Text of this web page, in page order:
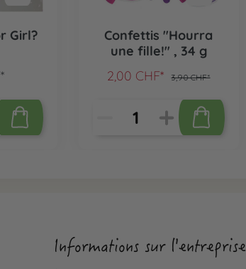
Girl?
Confettis "Hourra
une fille!" , 34 g
2,00 CHF*
3,90 CHF*
Informations sur l'entreprise